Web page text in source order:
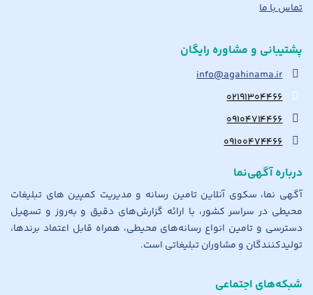
تماس با ما
پشتیبانی و مشاوره رایگان
info@agahinama.ir
۰۲۱۹۱۳۰۴۴۶۶
۰۹۱۰۴۷۱۴۴۶۶
۰۹۱۰۰۴۷۴۴۶۶
درباره آگهی‌نما
آگهی نما، سکوی آنلاین تامین رسانه و مدیریت کمپین های تبلیغات
محیطی در سراسر کشور، با ارائه گزارش‌های دقیق و به‌روز و تسهیل
دسترسی و تامین انواع رسانه‌های محیطی، همراه قابل اعتماد برندها،
تولیدکنندگان و مشاوران تبلیغاتی است.
شبکه‌های اجتماعی